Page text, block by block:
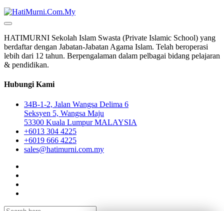
HATIMURNI Sekolah Islam Swasta (Private Islamic School) yang
berdaftar dengan Jabatan-Jabatan Agama Islam. Telah beroperasi
lebih dari 12 tahun. Berpengalaman dalam pelbagai bidang pelajaran
& pendidikan.
Hubungi Kami
34B-1-2, Jalan Wangsa Delima 6
Seksyen 5, Wangsa Maju
53300 Kuala Lumpur MALAYSIA
+6013 304 4225
+6019 666 4225
sales@hatimurni.com.my